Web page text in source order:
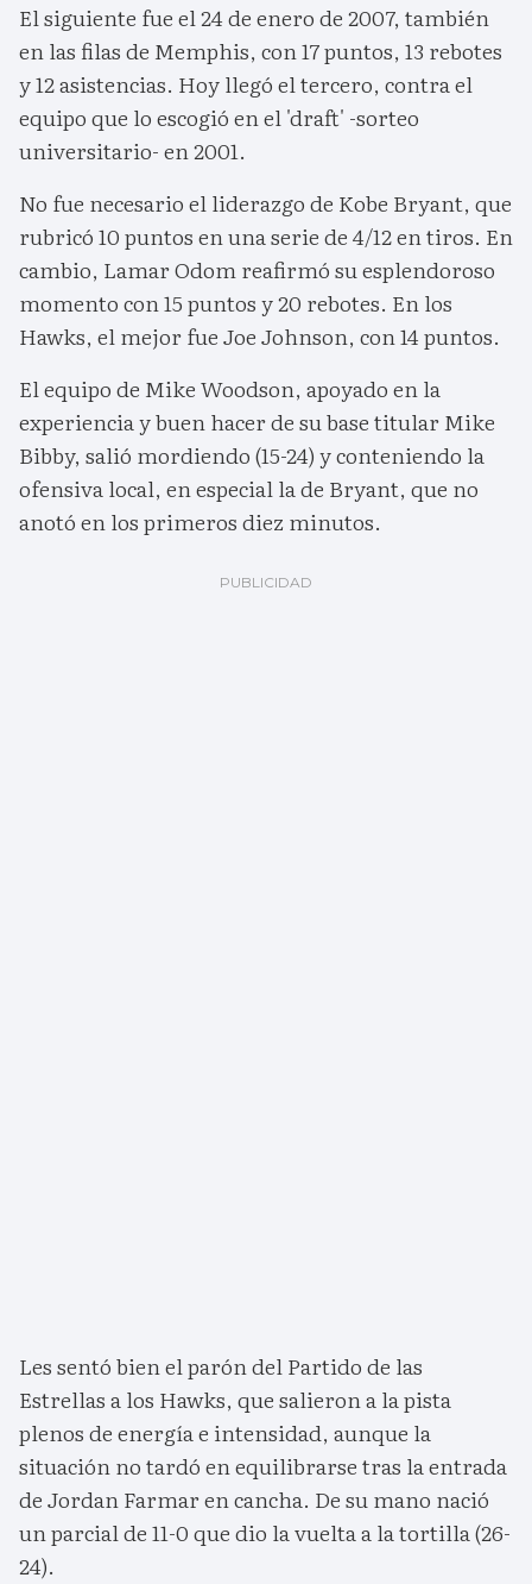
El siguiente fue el 24 de enero de 2007, también
en las filas de Memphis, con 17 puntos, 13 rebotes
y 12 asistencias. Hoy llegó el tercero, contra el
equipo que lo escogió en el 'draft' -sorteo
universitario- en 2001.
No fue necesario el liderazgo de Kobe Bryant, que
rubricó 10 puntos en una serie de 4/12 en tiros. En
cambio, Lamar Odom reafirmó su esplendoroso
momento con 15 puntos y 20 rebotes. En los
Hawks, el mejor fue Joe Johnson, con 14 puntos.
El equipo de Mike Woodson, apoyado en la
experiencia y buen hacer de su base titular Mike
Bibby, salió mordiendo (15-24) y conteniendo la
ofensiva local, en especial la de Bryant, que no
anotó en los primeros diez minutos.
Les sentó bien el parón del Partido de las
Estrellas a los Hawks, que salieron a la pista
plenos de energía e intensidad, aunque la
situación no tardó en equilibrarse tras la entrada
de Jordan Farmar en cancha. De su mano nació
un parcial de 11-0 que dio la vuelta a la tortilla (26-
24).